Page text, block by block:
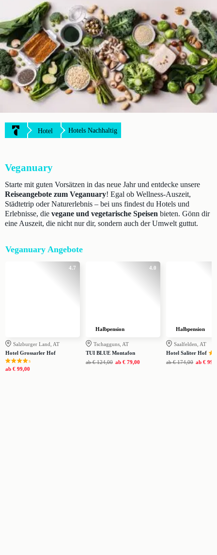
Hotel Hotels Nachhaltig
Veganuary
Starte mit guten Vorsätzen in das neue Jahr und entdecke unsere
Reiseangebote zum Veganuary! Egal ob Wellness-Auszeit,
Städtetrip oder Naturerlebnis – bei uns findest du Hotels und
Erlebnisse, die vegane und vegetarische Speisen bieten. Gönn dir
eine Auszeit, die nicht nur dir, sondern auch der Umwelt guttut.
Veganuary Angebote
4.7
Salzburger Land, AT
Hotel Grossarler Hof
s
ab € 99,00
4.0
Halbpension
Tschagguns, AT
TUI BLUE Montafon
ab € 124,00 ab € 79,00
Halbpension
Saalfelden, AT
Hotel Saliter Hof
ab € 174,00 ab €